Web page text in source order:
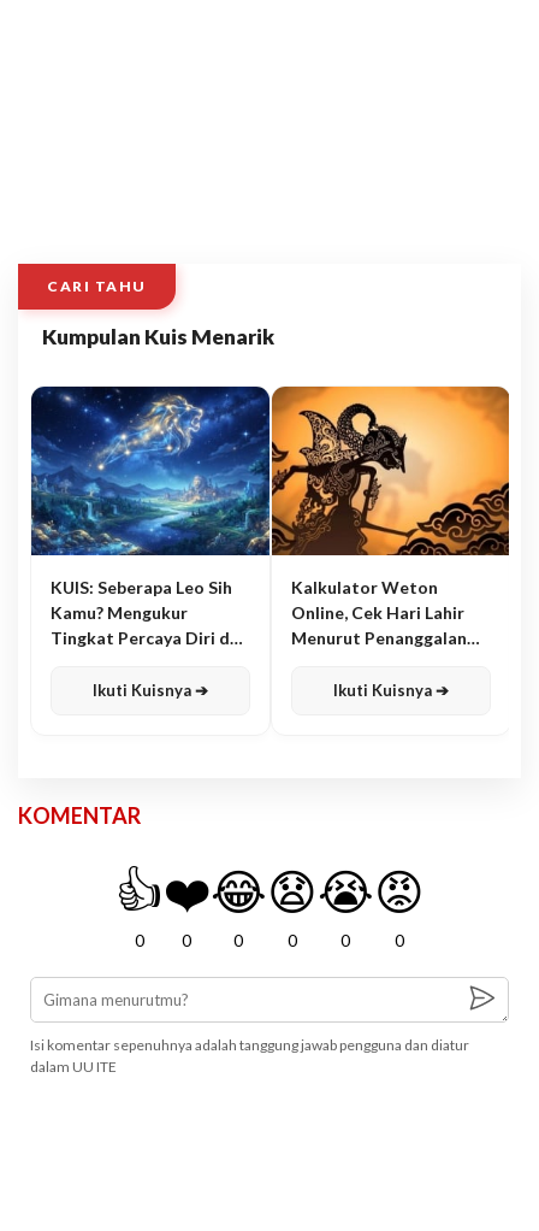
CARI TAHU
Kumpulan Kuis Menarik
KUIS: Seberapa Leo Sih
Kamu? Mengukur
Tingkat Percaya Diri dan
Ikuti Kuisnya ➔
Kalkulator Weton
Online, Cek Hari Lahir
Menurut Penanggalan
Ikuti Kuisnya ➔
KOMENTAR
👍
0
❤️
0
😂
0
😧
0
😭
0
😡
0
Isi komentar sepenuhnya adalah tanggung jawab pengguna dan diatur
dalam UU ITE